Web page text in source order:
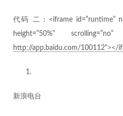
代码 二：<iframe id=”runtime”
height=”50%”
http://app.baidu.com/100112"></
新浪电台